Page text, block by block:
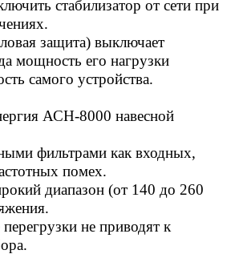
стабилизатор от сети при
защита) выключает
мощность его нагрузки
самого устройства.
АСН-8000 навесной
фильтрами как входных,
помех.
диапазон (от 140 до 260
не приводят к